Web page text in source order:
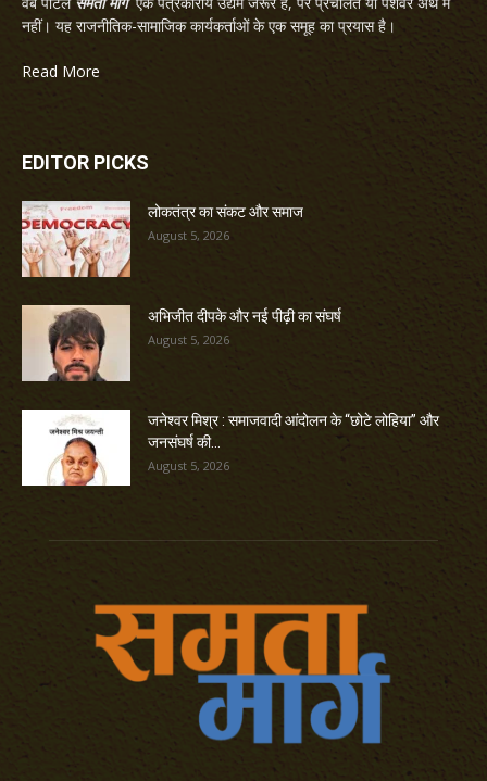
नहीं। यह राजनीतिक-सामाजिक कार्यकर्ताओं के एक समूह का प्रयास है।
Read More
EDITOR PICKS
लोकतंत्र का संकट और समाज
August 5, 2026
अभिजीत दीपके और नई पीढ़ी का संघर्ष
August 5, 2026
जनेश्वर मिश्र : समाजवादी आंदोलन के “छोटे लोहिया” और
जनसंघर्ष की...
August 5, 2026